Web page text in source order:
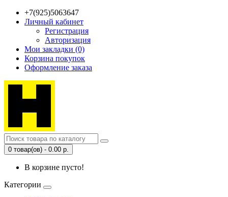
+7(925)5063647
Личный кабинет
Регистрация
Авторизация
Мои закладки (0)
Корзина покупок
Оформление заказа
0 товар(ов) - 0.00 р.
В корзине пусто!
Категории